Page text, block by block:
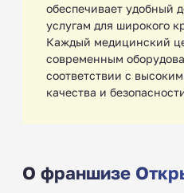
обеспечивает удобный
услугам для широкого
Каждый медицинский
современным
соответствии с
качества и
О франшизе